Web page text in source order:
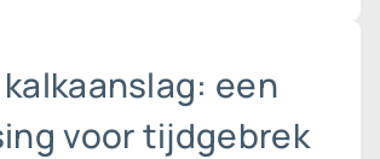
kalkaanslag: een
voor tijdgebrek